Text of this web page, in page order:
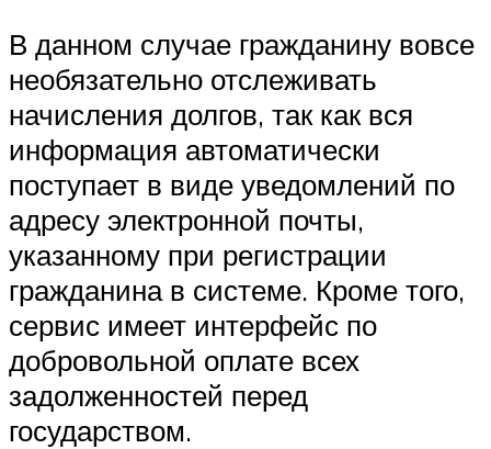
В данном случае гражданину вовсе
необязательно отслеживать
начисления долгов, так как вся
информация автоматически
поступает в виде уведомлений по
адресу электронной почты,
указанному при регистрации
гражданина в системе. Кроме того,
сервис имеет интерфейс по
добровольной оплате всех
задолженностей перед
государством.